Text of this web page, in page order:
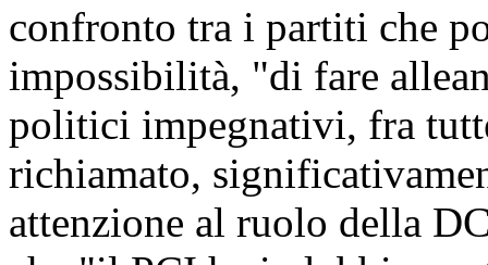
confronto tra i partiti che
impossibilità, "di fare
politici impegnativi, fra
richiamato,
attenzione al ruolo della